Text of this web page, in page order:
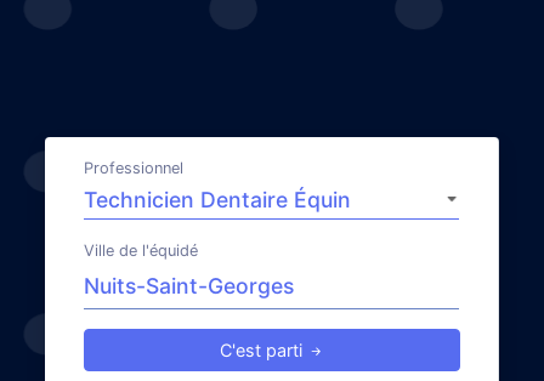
Professionnel
Ville de l'équidé
C'est parti